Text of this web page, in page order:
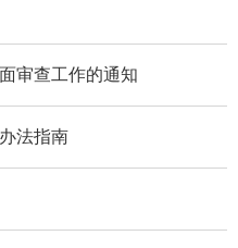
审查工作的通知
法指南